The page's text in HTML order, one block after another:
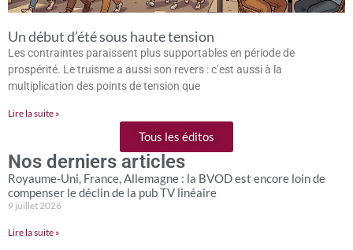
Un début d’été sous haute tension
Les contraintes paraissent plus supportables en période de
prospérité. Le truisme a aussi son revers : c’est aussi à la
multiplication des points de tension que
Lire la suite »
Tous les éditos
Nos derniers articles
Royaume-Uni, France, Allemagne : la BVOD est encore loin de
compenser le déclin de la pub TV linéaire
9 juillet 2026
Lire la suite »